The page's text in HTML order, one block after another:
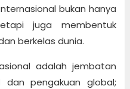
bukan hanya
juga membentuk
berkelas dunia.
adalah jembatan
pengakuan global;